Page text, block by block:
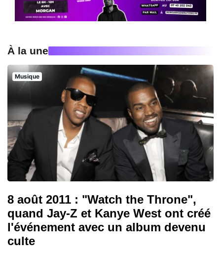
À la une
Musique
8 août 2011 : "Watch the Throne",
quand Jay-Z et Kanye West ont créé
l'événement avec un album devenu
culte